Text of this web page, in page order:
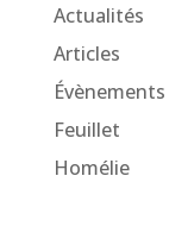
Actualités
Articles
Évènements
Feuillet
Homélie